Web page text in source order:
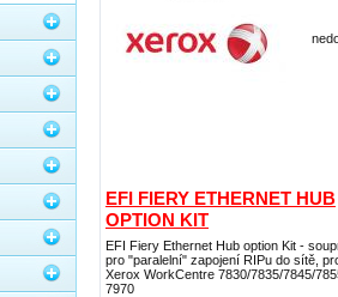
EFI FIERY ETHERNET HUB
OPTION KIT
EFI Fiery Ethernet Hub option Kit -
pro "paralelní" zapojení RIPu do sítě,
Xerox WorkCentre 7830/7835/7845/
7970